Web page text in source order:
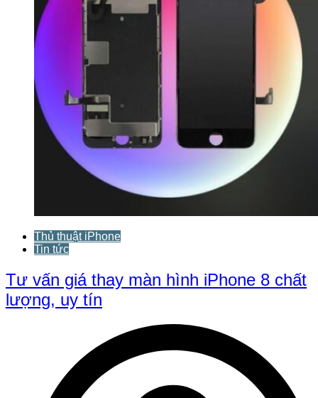
Thủ thuật iPhone
Tin tức
Tư vấn giá thay màn hình iPhone 8 chất
lượng, uy tín